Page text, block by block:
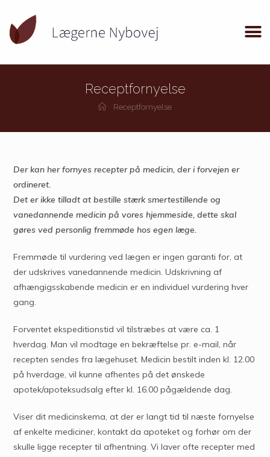
Receptfornyelse
Receptfornyelse
Der kan her fornyes recepter på medicin, der i forvejen er
ordineret.
Det er ikke tilladt at bestille stærk smertestillende og
vanedannende medicin på vores hjemmeside, dette skal
gøres ved personlig fremmøde hos egen læge.
Fremmøde til vurdering ved lægen er ingen garanti for, at
der udskrives vanedannende medicin. Udskrivning af
afhængigsskabende medicin er en individuel vurdering hver
gang.
Forventet ekspeditionstid vil tilstræbes at være ca. 1
hverdag. Man vil modtage en bekræftelse pr. e-mail, når
recepten sendes fra lægehuset. Medicin bestilt inden kl. 12.00
på hverdage, vil kunne afhentes på det ønskede
apotek/apoteksudsalg efter kl. 16.00 pågældende dag.
Viser dit medicinskema, at der er langt tid til næste fornyelse
af enkelte mediciner, kontakt da apoteket og forhør om der
skulle ligge recepter til afhentning. Vi laver ofte recepter med